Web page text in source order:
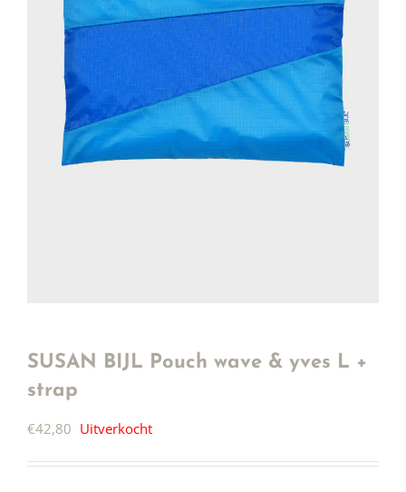
SUSAN BIJL Pouch wave & yves L +
strap
€42,80 Uitverkocht